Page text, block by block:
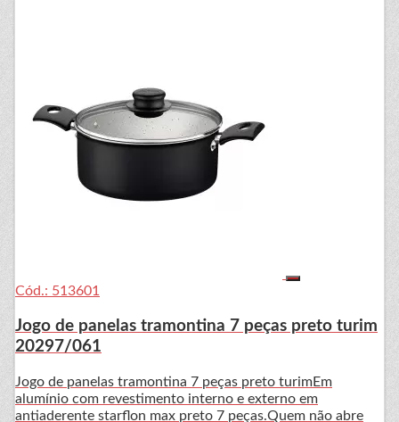
Cód.: 513601
Jogo de panelas tramontina 7 peças preto turim
20297/061
Jogo de panelas tramontina 7 peças preto turimEm
alumínio com revestimento interno e externo em
antiaderente starflon max preto 7 peças.Quem não abre